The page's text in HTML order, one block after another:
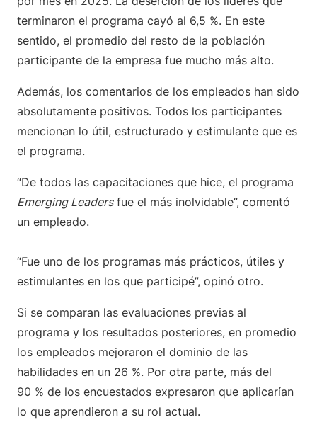
terminaron el programa cayó al 6,5 %. En este
sentido, el promedio del resto de la población
participante de la empresa fue mucho más alto.
Además, los comentarios de los empleados han sido
absolutamente positivos. Todos los participantes
mencionan lo útil, estructurado y estimulante que es
el programa.
“De todos las capacitaciones que hice, el programa
Emerging Leadersfue el más inolvidable”, comentó
un empleado.
“Fue uno de los programas más prácticos, útiles y
estimulantes en los que participé”, opinó otro.
Si se comparan las evaluaciones previas al
programa y los resultados posteriores, en promedio
los empleados mejoraron el dominio de las
habilidades en un 26 %. Por otra parte, más del
90 % de los encuestados expresaron que aplicarían
lo que aprendieron a su rol actual.